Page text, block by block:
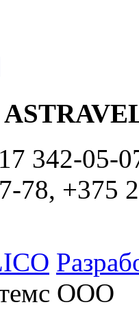
342-
78, +375
ООО